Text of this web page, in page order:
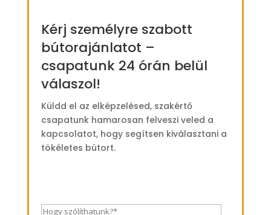
Kérj személyre szabott
bútorajánlatot –
csapatunk 24 órán belül
válaszol!
Küldd el az elképzelésed, szakértő
csapatunk hamarosan felveszi veled a
kapcsolatot, hogy segítsen kiválasztani a
tökéletes bútort.